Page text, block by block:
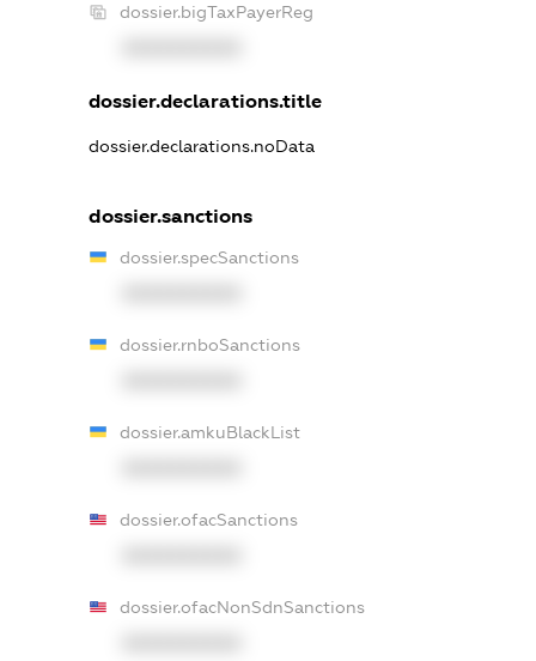
dossier.bigTaxPayerReg
dossier.declarations.title
dossier.declarations.noData
dossier.sanctions
dossier.specSanctions
dossier.rnboSanctions
dossier.amkuBlackList
dossier.ofacSanctions
dossier.ofacNonSdnSanctions